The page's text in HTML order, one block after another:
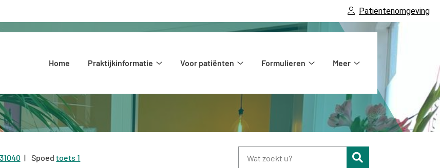
Patiëntenomgeving
Home
Praktijkinformatie
Voor patiënten
submenu
Formulieren
Meer
submenu
Spoed toets 1